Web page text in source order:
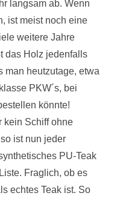
langsam ab. Wenn
ist meist noch eine
weitere Jahre
das Holz jedenfalls
man heutzutage, etwa
PKW´s, bei
könnte!
kein Schiff ohne
ist nun jeder
PU-Teak
Fraglich, ob es
echtes Teak ist. So